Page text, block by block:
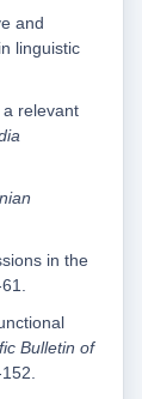
and
linguistic
a relevant
in the
Bulletin of
152.